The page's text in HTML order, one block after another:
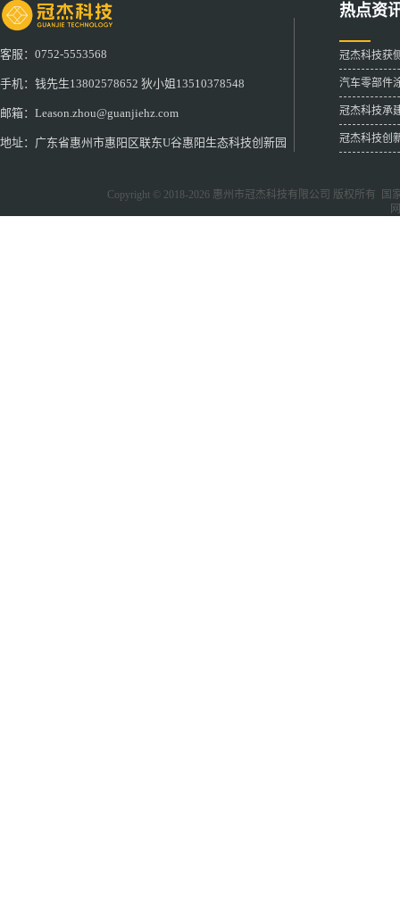
客服：0752-5553568
手机：钱先生13802578652 狄小姐13510378548
邮箱：Leason.zhou@guanjiehz.com
地址：广东省惠州市惠阳区联东U谷惠阳生态科技创新园
热点资
冠杰科技获
汽车零部件
冠杰科技承
冠杰科技创
Copyright © 2018-2026 惠州市冠杰科技有限公司
版权所有 国